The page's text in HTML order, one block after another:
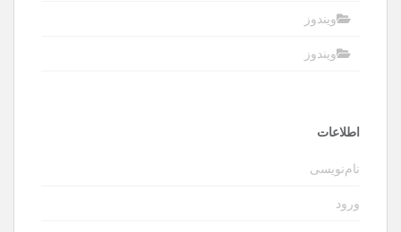
ویندوز
ویندوز
اطلاعات
نام‌نویسی
ورود